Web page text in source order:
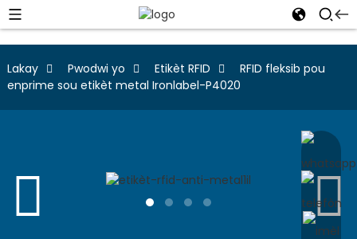
Lakay Pwodwi yo Etikèt RFID
RFID fleksib pou
enprime sou etikèt metal Ironlabel-P4020